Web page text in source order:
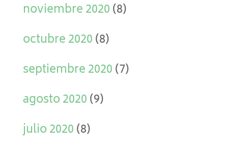
noviembre 2020(8)
octubre 2020(8)
septiembre 2020(7)
agosto 2020(9)
julio 2020(8)